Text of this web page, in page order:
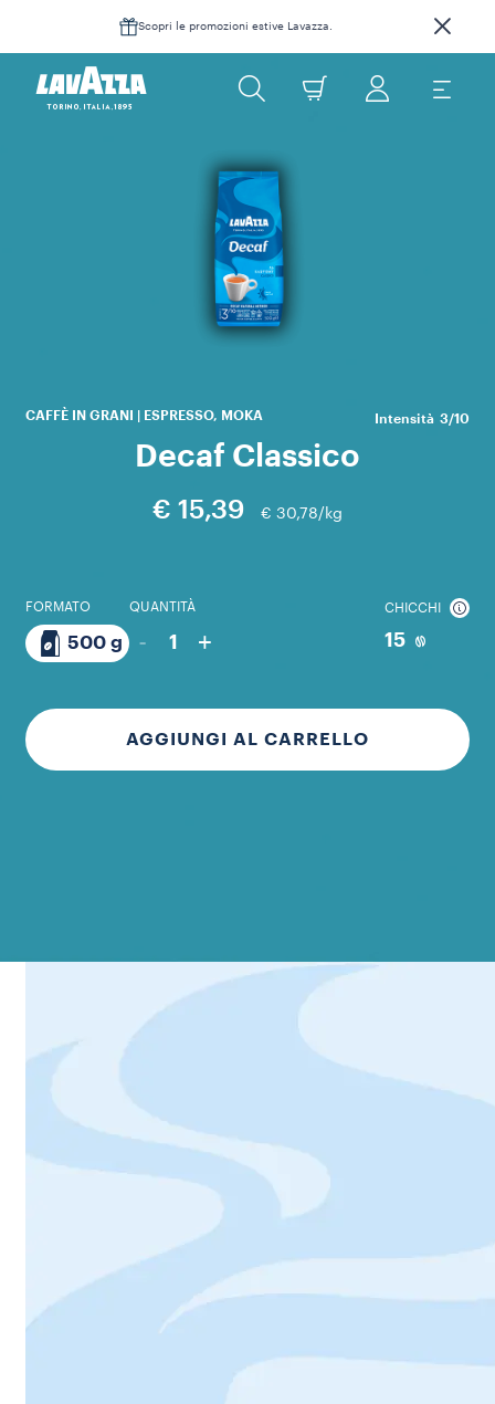
Scopri le promozioni estive Lavazza.
CAFFÈ IN GRANI | ESPRESSO, MOKA Intensità 3/10
Decaf Classico
€ 15,39 € 30,78/kg
FORMATO
500 g
QUANTITÀ
- 1 +
CHICCHI
15
AGGIUNGI AL CARRELLO